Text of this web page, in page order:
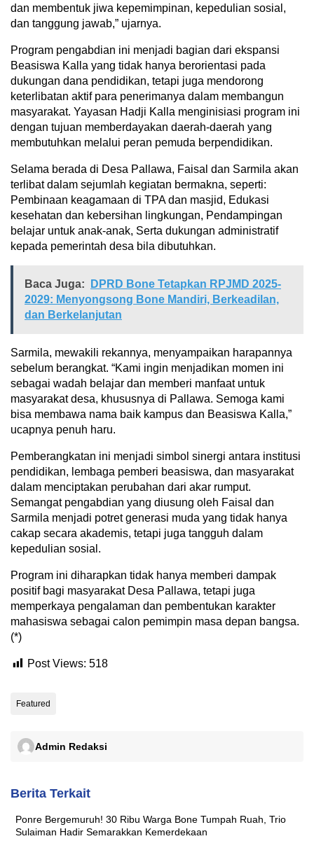
dan membentuk jiwa kepemimpinan, kepedulian sosial,
dan tanggung jawab,” ujarnya.
Program pengabdian ini menjadi bagian dari ekspansi
Beasiswa Kalla yang tidak hanya berorientasi pada
dukungan dana pendidikan, tetapi juga mendorong
keterlibatan aktif para penerimanya dalam membangun
masyarakat. Yayasan Hadji Kalla menginisiasi program ini
dengan tujuan memberdayakan daerah-daerah yang
membutuhkan melalui peran pemuda berpendidikan.
Selama berada di Desa Pallawa, Faisal dan Sarmila akan
terlibat dalam sejumlah kegiatan bermakna, seperti:
Pembinaan keagamaan di TPA dan masjid, Edukasi
kesehatan dan kebersihan lingkungan, Pendampingan
belajar untuk anak-anak, Serta dukungan administratif
kepada pemerintah desa bila dibutuhkan.
Baca Juga:
DPRD Bone Tetapkan RPJMD 2025-
2029: Menyongsong Bone Mandiri, Berkeadilan,
dan Berkelanjutan
Sarmila, mewakili rekannya, menyampaikan harapannya
sebelum berangkat. “Kami ingin menjadikan momen ini
sebagai wadah belajar dan memberi manfaat untuk
masyarakat desa, khususnya di Pallawa. Semoga kami
bisa membawa nama baik kampus dan Beasiswa Kalla,”
ucapnya penuh haru.
Pemberangkatan ini menjadi simbol sinergi antara institusi
pendidikan, lembaga pemberi beasiswa, dan masyarakat
dalam menciptakan perubahan dari akar rumput.
Semangat pengabdian yang diusung oleh Faisal dan
Sarmila menjadi potret generasi muda yang tidak hanya
cakap secara akademis, tetapi juga tangguh dalam
kepedulian sosial.
Program ini diharapkan tidak hanya memberi dampak
positif bagi masyarakat Desa Pallawa, tetapi juga
memperkaya pengalaman dan pembentukan karakter
mahasiswa sebagai calon pemimpin masa depan bangsa.
(*)
Post Views: 518
Featured
Admin Redaksi
Berita Terkait
Ponre Bergemuruh! 30 Ribu Warga Bone Tumpah Ruah, Trio
Sulaiman Hadir Semarakkan Kemerdekaan